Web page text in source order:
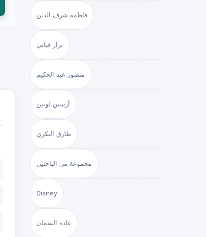
فاطمة شرف الدين
نزار قباني
منصور عبد الحكيم
أرسين لوبين
طارق البكري
مجموعة من الباحثين
Disney
غادة السمان